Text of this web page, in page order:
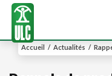
Accueil / Actualités /